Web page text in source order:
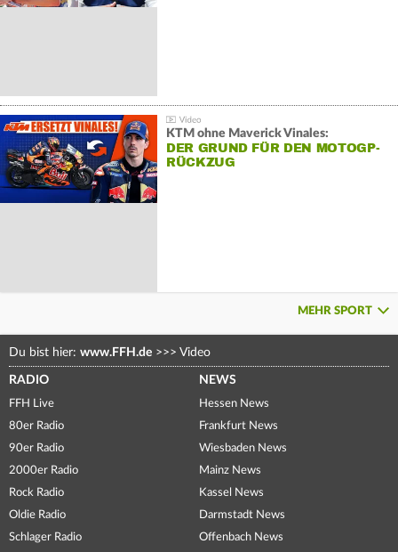
KTM ohne Maverick Vinales:
DER GRUND FÜR DEN MOTOGP-
RÜCKZUG
MEHR SPORT
Du bist hier: www.FFH.de >>> Video
RADIO
FFH Live
80er Radio
90er Radio
2000er Radio
Rock Radio
Oldie Radio
Schlager Radio
NEWS
Hessen News
Frankfurt News
Wiesbaden News
Mainz News
Kassel News
Darmstadt News
Offenbach News